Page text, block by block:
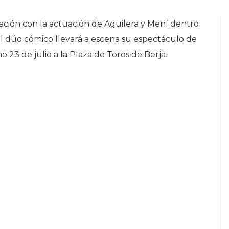
con la actuación de Aguilera y Mení dentro
dúo cómico llevará a escena su espectáculo de
23 de julio a la Plaza de Toros de Berja.